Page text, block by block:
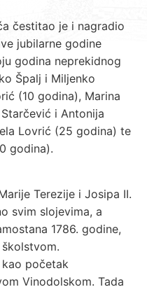
čestitao je i nagradio
jubilarne godine
godina neprekidnog
Špalj i Miljenko
(10 godina), Marina
i Antonija
Lovrić (25 godina) te
godina).
Terezije i Josipa II.
svim slojevima, a
1786. godine,
početak
Vinodolskom. Tada